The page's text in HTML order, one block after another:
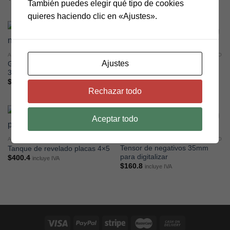
ACCESORIOS DE CUARTO OBSCURO
Ganchos para colgar negativos
35mm
$
incluye IVA
ACCESORIOS DE CUARTO OBSCURO
Tanque de revelado para rollo
$444.0
ACCESORIOS DE CUARTO OBSCURO
Tanque de revelado placas 4×5
$400.4 incluye IVA
ACCESORIOS DE CUARTO OBSCURO
Tensor de negativos 35mm
para digitalizar
$160.8 incluye IVA
También puedes elegir qué tipo de cookies
quieres haciendo clic en «Ajustes».
Ajustes
Rechazar todo
Aceptar todo